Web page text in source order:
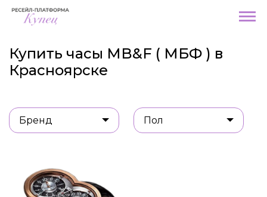
Купить часы MB&F ( МБФ ) в
Красноярске
Бренд Пол